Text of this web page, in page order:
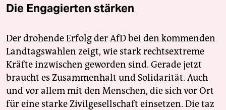
Die Engagierten stärken
Der drohende Erfolg der AfD bei den kommenden
Landtagswahlen zeigt, wie stark rechtsextreme
Kräfte inzwischen geworden sind. Gerade jetzt
braucht es Zusammenhalt und Solidarität. Auch
und vor allem mit den Menschen, die sich vor Ort
für eine starke Zivilgesellschaft einsetzen. Die taz